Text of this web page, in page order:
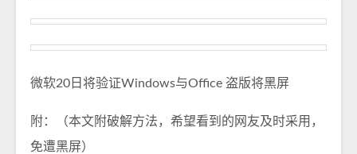
微软20日将验证Windows与Office 盗版将黑屏
附：（本文附破解方法，希望看到的网友及时采用，
免遭黑屏）